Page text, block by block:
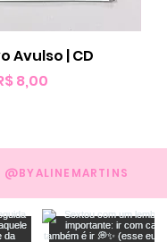
Avulso | CD
8,00